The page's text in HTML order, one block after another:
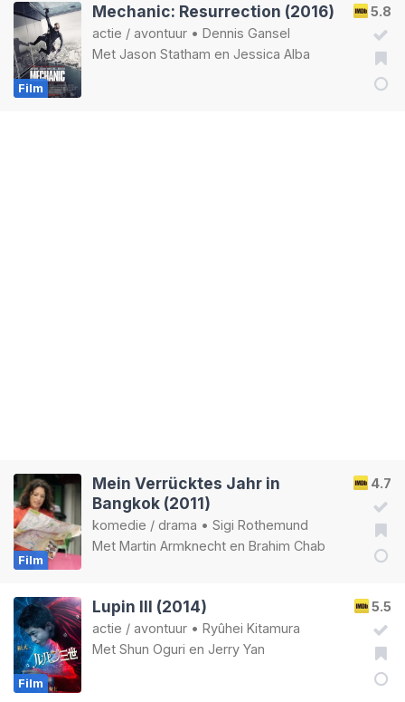
Film
5.8
Mechanic: Resurrection (2016)
actie / avontuur • Dennis Gansel
Met Jason Statham en Jessica Alba
Film
4.7
Mein Verrücktes Jahr in
Bangkok (2011)
komedie / drama • Sigi Rothemund
Met Martin Armknecht en Brahim Chab
Film
5.5
Lupin III (2014)
actie / avontuur • Ryûhei Kitamura
Met Shun Oguri en Jerry Yan